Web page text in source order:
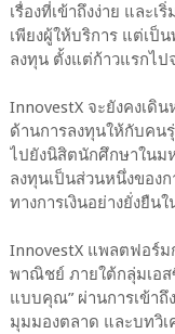
เรื่องที่เข้าถึงง่าย และเ
เพียงผู้ให้บริการ แต่เป็
ลงทุน ตั้งแต่ก้าวแรกไป
InnovestX จะยังคงเดิ
ด้านการลงทุนให้กับคน
ไปยังนิสิตนักศึกษาในม
ลงทุนเป็นส่วนหนึ่งของ
ทางการเงินอย่างยั่งยืน
InnovestX แพลตฟอร์ม
พาณิชย์ ภายใต้กลุ่มเอส
แบบคุณ” ผ่านการเข้า
มุมมองตลาด และบทวิ